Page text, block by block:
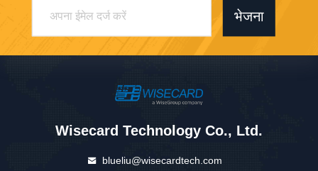
भेजना
Wisecard Technology Co., Ltd.
blueliu@wisecardtech.com